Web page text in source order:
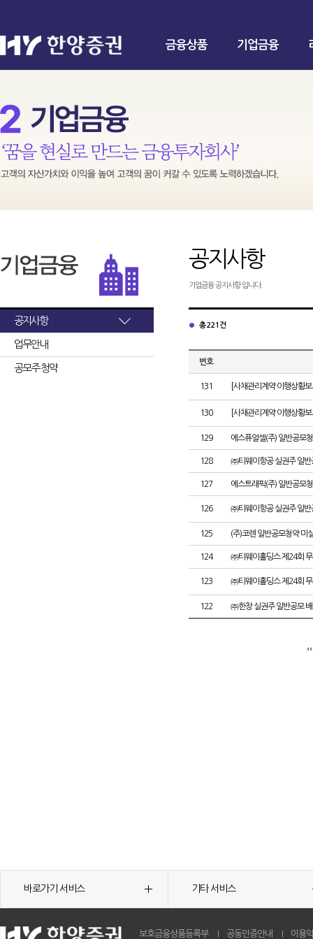
금융상품 기업금융
공지사항
업무안내
공모주 청약
공지사항
기업금융 공지사항 입니다.
총 221건
번호
131 [사채관리계약 이행상황
130 [사채관리계약 이행상황
129 에스퓨얼셀(주) 일반공모
128 ㈜티웨이항공 실권주 일반
127 에스트래픽(주) 일반공모
126 ㈜티웨이항공 실권주 일반
125 (주)코렌 일반공모청약 미
124 ㈜티웨이홀딩스 제24회
123 ㈜티웨이홀딩스 제24회
122 ㈜한창 실권주 일반공모
바로가기 서비스 기타 서비스
보호금융상품등록부 공동인증안내 이용